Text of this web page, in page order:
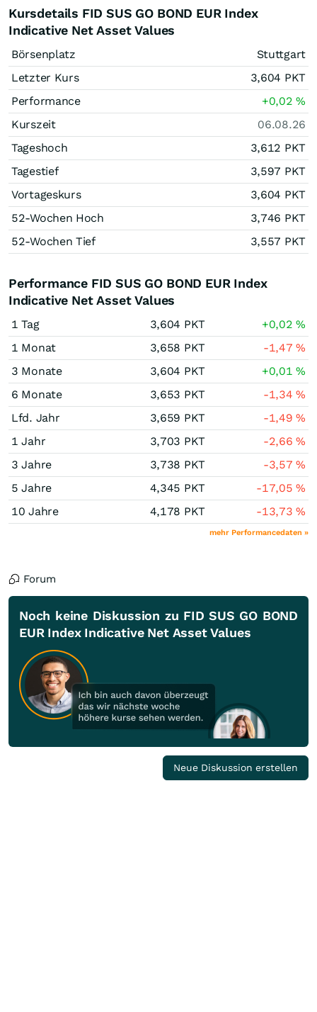
Kursdetails FID SUS GO BOND EUR Index
Indicative Net Asset Values
Börsenplatz
Stuttgart
Letzter Kurs
3,604 PKT
Performance
+0,02%
Kurszeit
06.08.26
Tageshoch
3,612 PKT
Tagestief
3,597 PKT
Vortageskurs
3,604 PKT
52-Wochen Hoch
3,746 PKT
52-Wochen Tief
3,557 PKT
Performance FID SUS GO BOND EUR Index
Indicative Net Asset Values
1 Tag 3,604 PKT +0,02%
1 Monat
3,658 PKT -1,47%
3 Monate
3,604 PKT +0,01%
6 Monate
3,653 PKT -1,34%
Lfd. Jahr
3,659 PKT -1,49%
1 Jahr
3,703 PKT -2,66%
3 Jahre
3,738 PKT -3,57%
5 Jahre
4,345 PKT -17,05%
10 Jahre
4,178 PKT -13,73%
mehr Performancedaten »
Forum
Noch keine Diskussion zu FID SUS GO BOND
EUR Index Indicative Net Asset Values
Neue Diskussion erstellen